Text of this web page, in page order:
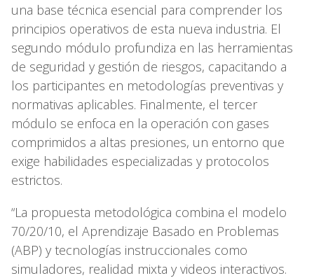
una base técnica esencial para comprender los
principios operativos de esta nueva industria. El
segundo módulo profundiza en las herramientas
de seguridad y gestión de riesgos, capacitando a
los participantes en metodologías preventivas y
normativas aplicables. Finalmente, el tercer
módulo se enfoca en la operación con gases
comprimidos a altas presiones, un entorno que
exige habilidades especializadas y protocolos
estrictos.
“La propuesta metodológica combina el modelo
70/20/10, el Aprendizaje Basado en Problemas
(ABP) y tecnologías instruccionales como
simuladores, realidad mixta y videos interactivos.